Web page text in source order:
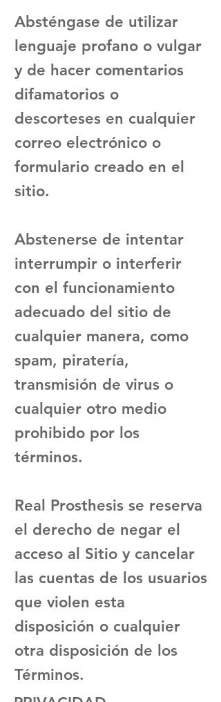
Absténgase de utilizar
lenguaje profano o vulgar
y de hacer comentarios
difamatorios o
descorteses en cualquier
correo electrónico o
formulario creado en el
sitio.
Abstenerse de intentar
interrumpir o interferir
con el funcionamiento
adecuado del sitio de
cualquier manera, como
spam, piratería,
transmisión de virus o
cualquier otro medio
prohibido por los
términos.
Real Prosthesis se reserva
el derecho de negar el
acceso al Sitio y cancelar
las cuentas de los usuarios
que violen esta
disposición o cualquier
otra disposición de los
Términos.